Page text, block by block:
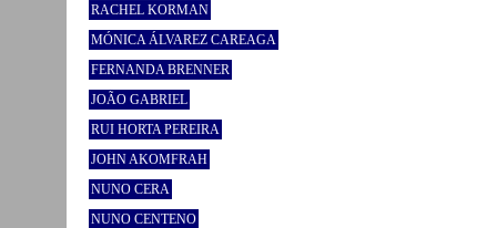
RACHEL KORMAN
MÓNICA ÁLVAREZ CAREAGA
FERNANDA BRENNER
JOÃO GABRIEL
RUI HORTA PEREIRA
JOHN AKOMFRAH
NUNO CERA
NUNO CENTENO